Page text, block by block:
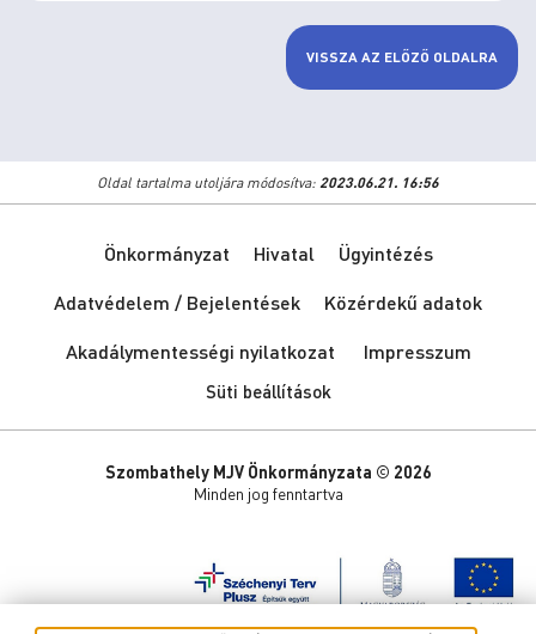
VISSZA AZ ELŐZŐ OLDALRA
Oldal tartalma utoljára módosítva: 2023.06.21. 16:56
Önkormányzat Hivatal
Ügyintézés
Adatvédelem / Bejelentések
Közérdekű adatok
Akadálymentességi nyilatkozat
Impresszum
Süti beállítások
Szombathely MJV Önkormányzata © 2026
Minden jog fenntartva